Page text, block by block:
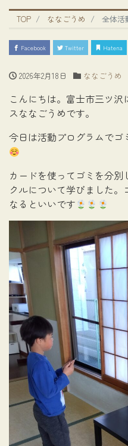
TOP ななごうめ 全体活
Facebook Twitter Hatena
2026年2月18日 ななごうめ
こんにちは。富士市三ツ
スななごうめです。
今日は活動プログラムでゴ
カードを使ってゴミを分
クルについて学びました
なるといいです